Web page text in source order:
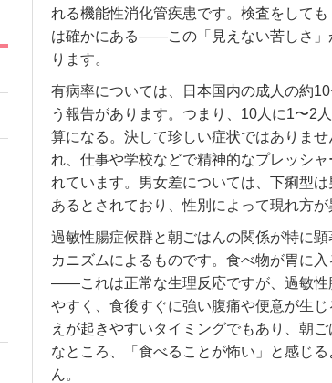
れる機能性消化管疾患です。検査をして
は確かにある——この「見えない苦しさ」
ります。
有病率については、日本国内の成人の約
う報告があります。つまり、10人に1〜2
算になる。決して珍しい症状ではありま
れ、仕事や学校などで精神的なプレッシ
れています。男女差については、下痢型
あるとされており、性別によって現れ方が
過敏性腸症候群と朝ごはんの関係が特に
カニズムによるものです。食べ物が胃に
——これは正常な生理反応ですが、過敏性
やすく、食後すぐに強い腹痛や便意が生
えが起きやすいタイミングでもあり、朝
なところ、「食べることが怖い」と感じ
ん。